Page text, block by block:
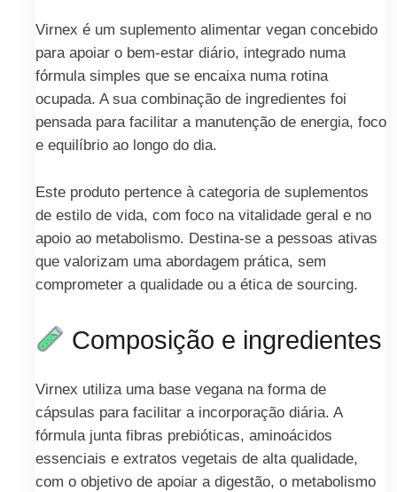
Virnex é um suplemento alimentar vegan concebido
para apoiar o bem-estar diário, integrado numa
fórmula simples que se encaixa numa rotina
ocupada. A sua combinação de ingredientes foi
pensada para facilitar a manutenção de energia, foco
e equilíbrio ao longo do dia.
Este produto pertence à categoria de suplementos
de estilo de vida, com foco na vitalidade geral e no
apoio ao metabolismo. Destina-se a pessoas ativas
que valorizam uma abordagem prática, sem
comprometer a qualidade ou a ética de sourcing.
Composição e ingredientes
Virnex utiliza uma base vegana na forma de
cápsulas para facilitar a incorporação diária. A
fórmula junta fibras prebióticas, aminoácidos
essenciais e extratos vegetais de alta qualidade,
com o objetivo de apoiar a digestão, o metabolismo